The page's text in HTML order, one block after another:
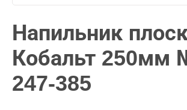
Напильник
Кобальт 250мм
247-385